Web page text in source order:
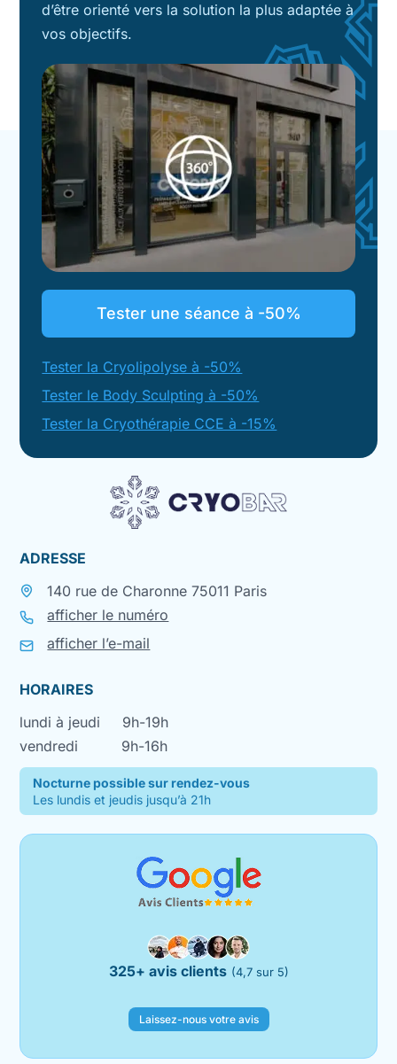
d’être orienté vers la solution la plus adaptée à
vos objectifs.
Tester une séance à -50%
Tester la Cryolipolyse à -50%
Tester le Body Sculpting à -50%
Tester la Cryothérapie CCE à -15%
ADRESSE
140 rue de Charonne 75011 Paris
afficher le numéro
afficher l’e-mail
HORAIRES
lundi à jeudi
9h-19h
vendredi
9h-16h
Nocturne possible sur rendez-vous
Les lundis et jeudis jusqu’à 21h
325+ avis clients (4,7 sur 5)
Laissez-nous votre avis